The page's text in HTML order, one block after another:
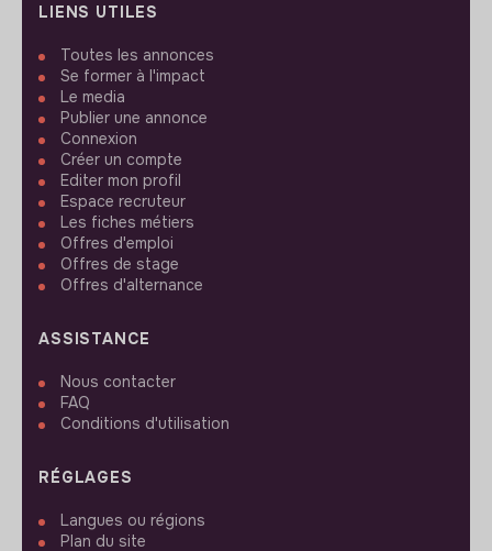
LIENS UTILES
Toutes les annonces
Se former à l'impact
Le media
Publier une annonce
Connexion
Créer un compte
Editer mon profil
Espace recruteur
Les fiches métiers
Offres d'emploi
Offres de stage
Offres d'alternance
ASSISTANCE
Nous contacter
FAQ
Conditions d'utilisation
RÉGLAGES
Langues ou régions
Plan du site